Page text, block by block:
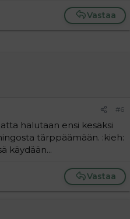
Vastaa
#6
halutaan ensi kesäksi
tärppäämään. :kieh:
käydään...
Vastaa